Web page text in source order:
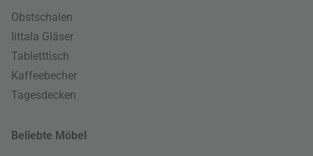
Obstschalen
Iittala Gläser
Tabletttisch
Kaffeebecher
Tagesdecken
Beliebte Möbel